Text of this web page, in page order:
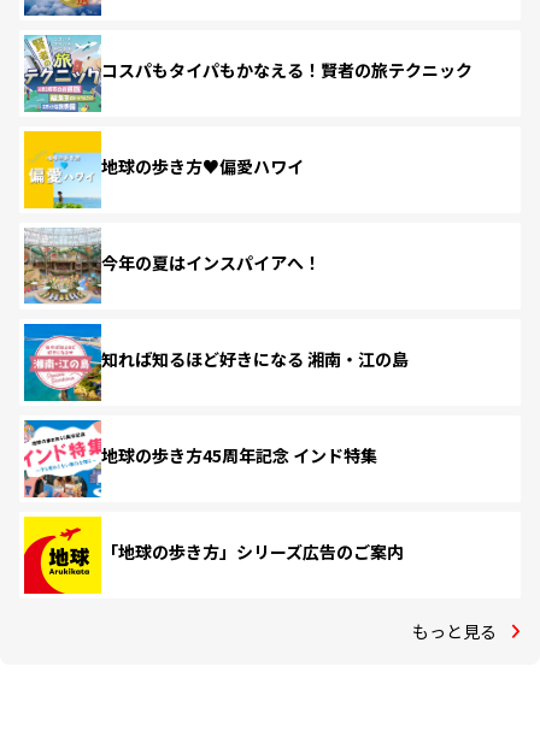
コスパもタイパもかなえる！賢者の旅テクニック
地球の歩き方♥偏愛ハワイ
今年の夏はインスパイアへ！
知れば知るほど好きになる 湘南・江の島
地球の歩き方45周年記念 インド特集
「地球の歩き方」シリーズ広告のご案内
もっと見る